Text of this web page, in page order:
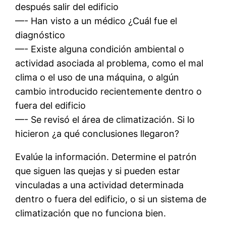
después salir del edificio
—- Han visto a un médico ¿Cuál fue el
diagnóstico
—- Existe alguna condición ambiental o
actividad asociada al problema, como el mal
clima o el uso de una máquina, o algún
cambio introducido recientemente dentro o
fuera del edificio
—- Se revisó el área de climatización. Si lo
hicieron ¿a qué conclusiones llegaron?
Evalúe la información. Determine el patrón
que siguen las quejas y si pueden estar
vinculadas a una actividad determinada
dentro o fuera del edificio, o si un sistema de
climatización que no funciona bien.